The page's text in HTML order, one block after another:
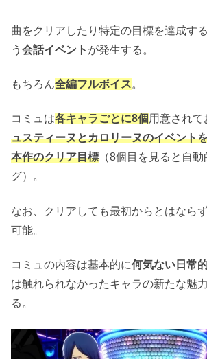
曲をクリアしたり特定の目標を達成す
う 会話イベント が発生する。
もちろん全編フルボイス。
コミュは各キャラごとに8個用意されて
ュスティーヌとカロリーヌのイベント
本作のクリア目標 （8個目を見ると自
グ）。
なお、クリアしても最初からとはなら
可能。
コミュの内容は基本的に何気ない日常
は触れられなかったキャラの新たな魅
る。